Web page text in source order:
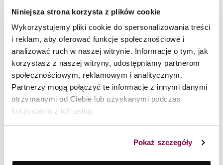
Niniejsza strona korzysta z plików cookie
Wykorzystujemy pliki cookie do spersonalizowania treści
i reklam, aby oferować funkcje społecznościowe i
analizować ruch w naszej witrynie. Informacje o tym, jak
korzystasz z naszej witryny, udostępniamy partnerom
społecznościowym, reklamowym i analitycznym.
Partnerzy mogą połączyć te informacje z innymi danymi
otrzymanymi od Ciebie lub uzyskanymi podczas
korzystania z ich usług.
Pokaż szczegóły
Zestaw garnków i patelni 7 el. Black Stone Zwieger